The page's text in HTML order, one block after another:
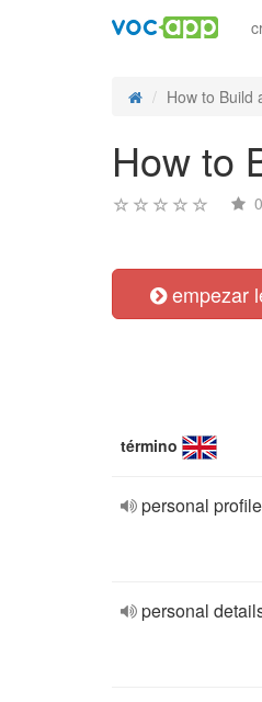
How to Build
How to
0
empezar
término
personal profile
personal